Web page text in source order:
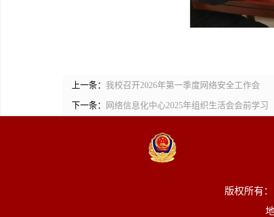
上一条： 我校召开2026年第一季度网络安全工作会
下一条： 网络信息化中心2025年组织生活会会前学习
版权所有